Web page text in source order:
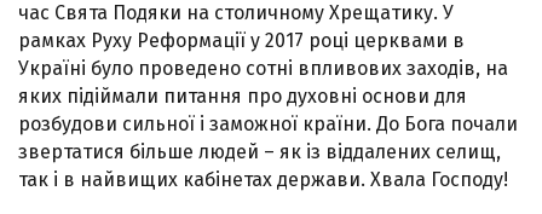
час Свята Подяки на столичному Хрещатику. У
рамках Руху Реформації у 2017 році церквами в
Україні було проведено сотні впливових заходів, на
яких підіймали питання про духовні основи для
розбудови сильної і заможної країни. До Бога почали
звертатися більше людей – як із віддалених селищ,
так і в найвищих кабінетах держави. Хвала Господу!